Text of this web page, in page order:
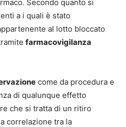
Secondo quanto si
a i quali è stato
al lotto bloccato
farmacovigilanza
come da procedura e
di qualunque effetto
che si tratta di un ritiro
correlazione tra la